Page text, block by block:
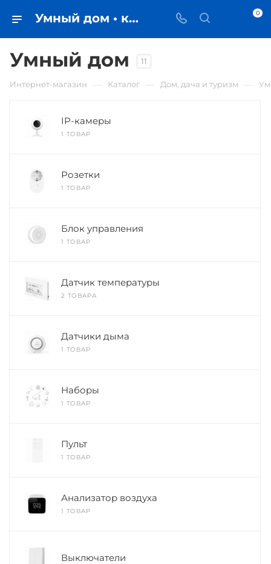
Умный дом • купить в Самаре по низкой цене - iЧехол 0
Умный дом 11
Интернет-магазин Каталог Дом, дача и туризм
IP-камеры
1 ТОВАР
Розетки
1 ТОВАР
Блок управления
1 ТОВАР
Датчик температуры
2 ТОВАРА
Датчики дыма
1 ТОВАР
Наборы
1 ТОВАР
Пульт
1 ТОВАР
Анализатор воздуха
1 ТОВАР
Выключатели